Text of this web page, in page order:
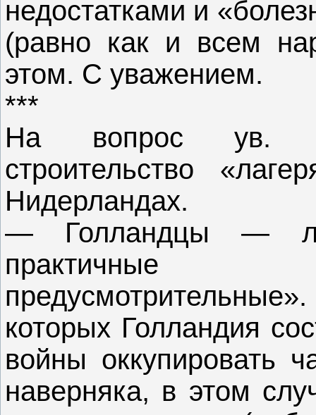
недостатками и
(равно как и всем
этом. С уважением.
***
На вопрос ув.
строительство
Нидерландах.
— Голландцы —
практичные
которых Голландия
войны оккупировать
наверняка, в этом